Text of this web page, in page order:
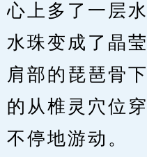
心上多了一层
水珠变成了晶
肩部的琵琶骨
的从椎灵穴位
不停地游动。